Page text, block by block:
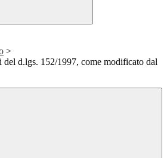
>
del d.lgs. 152/1997, come modificato dal